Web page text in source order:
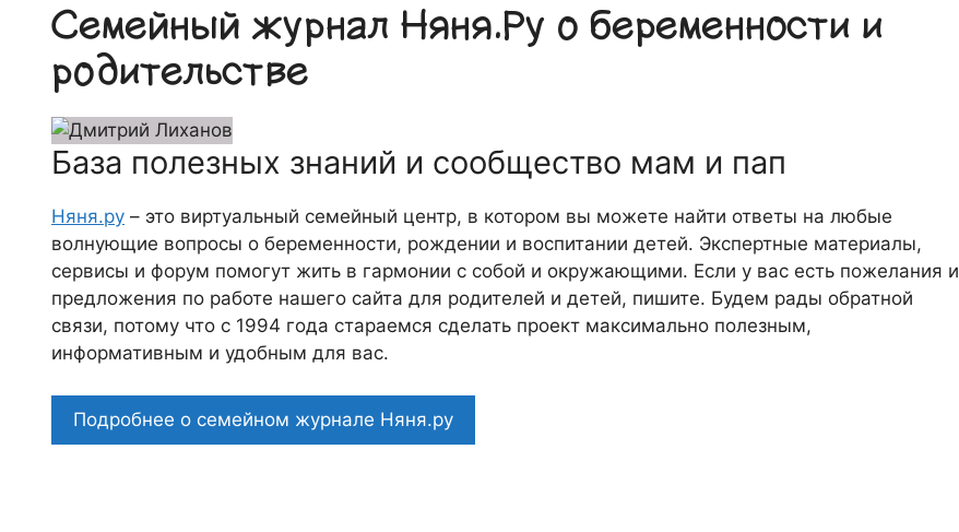
Семейный журнал Няня.Ру о беременности и
родительстве
База полезных знаний и сообщество мам и пап
Няня.ру – это виртуальный семейный центр, в котором вы можете найти ответы на любые
волнующие вопросы о беременности, рождении и воспитании детей. Экспертные материалы,
сервисы и форум помогут жить в гармонии с собой и окружающими. Если у вас есть пожелания и
предложения по работе нашего сайта для родителей и детей, пишите. Будем рады обратной
связи, потому что c 1994 года стараемся сделать проект максимально полезным,
информативным и удобным для вас.
Подробнее о семейном журнале Няня.ру